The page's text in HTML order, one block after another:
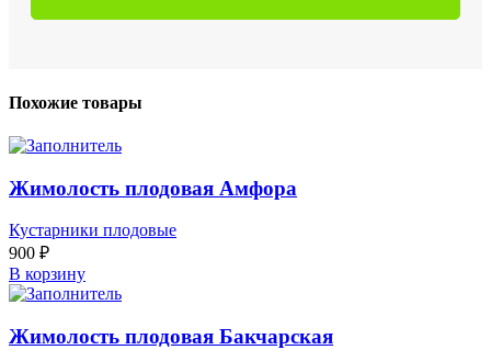
Похожие товары
Жимолость плодовая Амфора
Кустарники плодовые
900 ₽
В корзину
Жимолость плодовая Бакчарская